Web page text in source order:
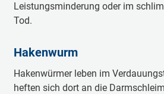
Leistungsminderung oder im
Tod.
Hakenwurm
Hakenwürmer leben im
heften sich dort an die